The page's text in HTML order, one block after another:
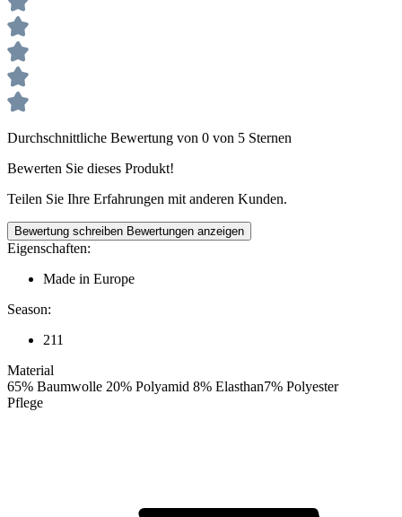
Durchschnittliche Bewertung von 0 von 5 Sternen
Bewerten Sie dieses Produkt!
Teilen Sie Ihre Erfahrungen mit anderen Kunden.
Bewertung schreiben Bewertungen anzeigen
Eigenschaften:
Made in Europe
Season:
211
Material
65% Baumwolle 20% Polyamid 8% Elasthan7% Polyester
Pflege